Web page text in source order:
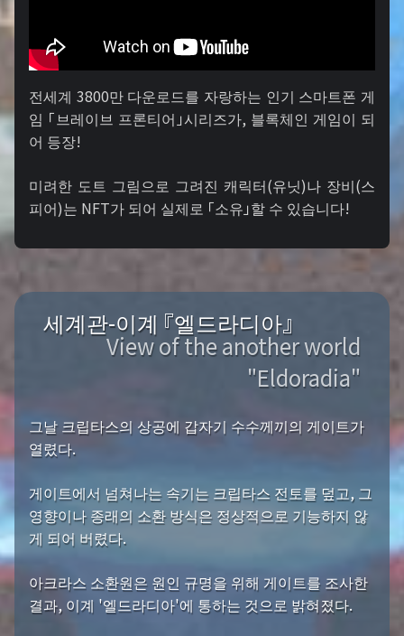
전세계 3800만 다운로드를 자랑하는 인기 스마트폰 게
임 「브레이브 프론티어」시리즈가, 블록체인 게임이 되
어 등장!
미려한 도트 그림으로 그려진 캐릭터(유닛)나 장비(스
피어)는 NFT가 되어 실제로 「소유」할 수 있습니다!
세계관-이계 『엘드라디아』
View of the another world
"Eldoradia"
그날 크립타스의 상공에 갑자기 수수께끼의 게이트가
열렸다.
게이트에서 넘쳐나는 속기는 크립타스 전토를 덮고, 그
영향이나 종래의 소환 방식은 정상적으로 기능하지 않
게 되어 버렸다.
아크라스 소환원은 원인 규명을 위해 게이트를 조사한
결과, 이계 '엘드라디아'에 통하는 것으로 밝혀졌다.